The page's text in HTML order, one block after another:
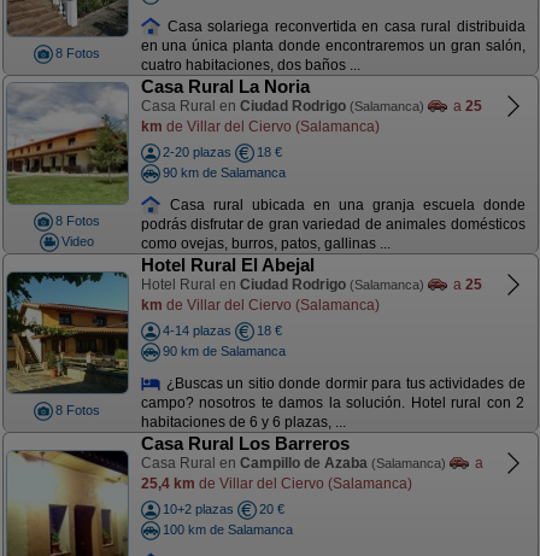
8 Fotos
Casa solariega reconvertida en casa rural distribuida
en una única planta donde encontraremos un gran salón,
cuatro habitaciones, dos baños ...
8 Fotos
Video
Casa Rural La Noria
Casa Rural en Ciudad Rodrigo (Salamanca) a 25
km de Villar del Ciervo (Salamanca)
2-20 plazas
18 €
90 km de Salamanca
Casa rural ubicada en una granja escuela donde
podrás disfrutar de gran variedad de animales domésticos
como ovejas, burros, patos, gallinas ...
8 Fotos
Hotel Rural El Abejal
Hotel Rural en Ciudad Rodrigo (Salamanca) a 25
km de Villar del Ciervo (Salamanca)
4-14 plazas
18 €
90 km de Salamanca
¿Buscas un sitio donde dormir para tus actividades de
campo? nosotros te damos la solución. Hotel rural con 2
habitaciones de 6 y 6 plazas, ...
Casa Rural Los Barreros
Casa Rural en Campillo de Azaba (Salamanca)
a
25,4 km de Villar del Ciervo (Salamanca)
10+2 plazas
20 €
100 km de Salamanca